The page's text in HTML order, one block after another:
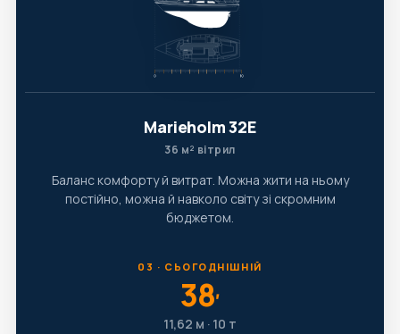
Marieholm 32E
36 м² вітрил
Баланс комфорту й витрат. Можна жити на ньому
постійно, можна й навколо світу зі скромним
бюджетом.
03 · СЬОГОДНІШНІЙ
38′
11,62 м · 10 т